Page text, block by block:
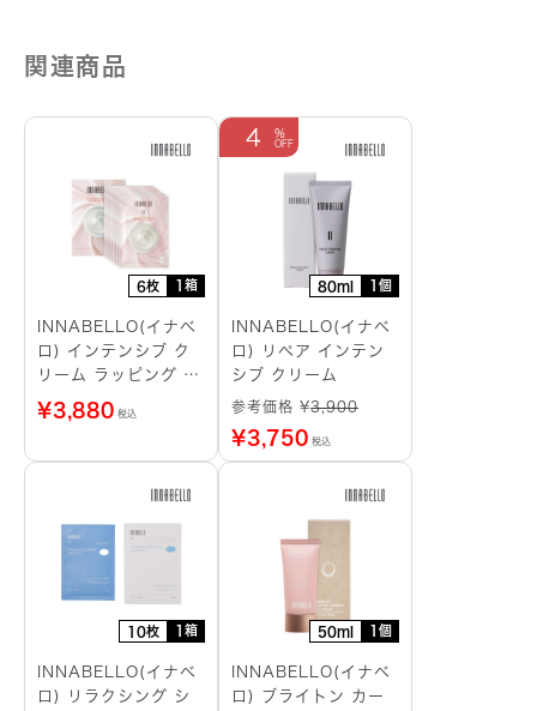
関連商品
6枚 1箱
INNABELLO(イナベ
ロ) インテンシブ ク
リーム ラッピング シ
ートマスク
¥3,880 税込
80ml 1個
4
INNABELLO(イナベ
ロ) リペア インテン
シブ クリーム
参考価格 ¥3,900
¥3,750 税込
10枚 1箱
INNABELLO(イナベ
ロ) リラクシング シ
50ml 1個
INNABELLO(イナベ
ロ) ブライトン カー